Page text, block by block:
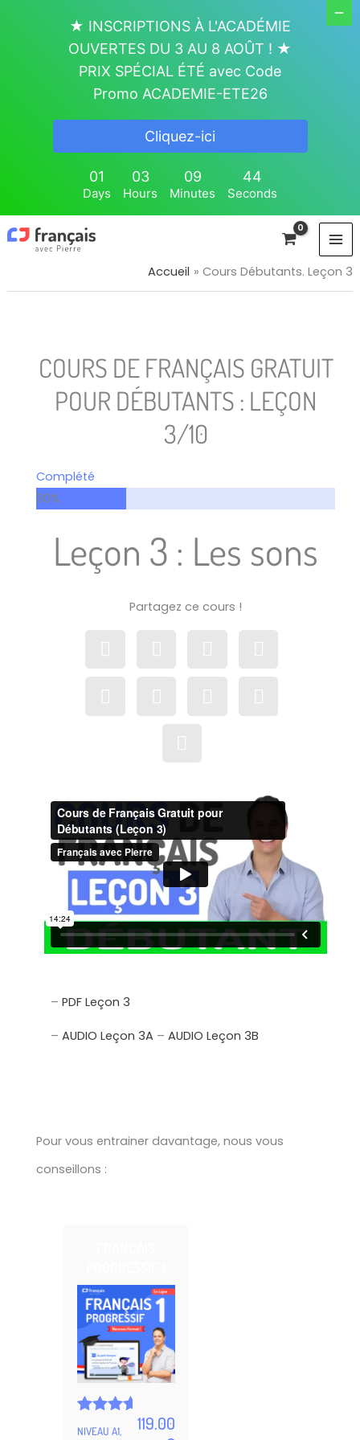
Accueil Cours Débutants. Leçon 3
COURS DE FRANÇAIS GRATUIT
POUR DÉBUTANTS : LEÇON
3/10
Complété
30%
Leçon 3 : Les sons
Partagez ce cours !
–PDF Leçon 3
–AUDIO Leçon 3A –AUDIO Leçon 3B
Pour vous entrainer davantage, nous vous
conseillons :
Noté
5
NIVEAU A1,
119.00
★ INSCRIPTIONS À L'ACADÉMIE
OUVERTES DU 3 AU 8 AOÛT ! ★
PRIX SPÉCIAL ÉTÉ avec Code
Promo ACADEMIE-ETE26
Cliquez-ici
01
Days
03
Hours
09
Minutes
44
Seconds